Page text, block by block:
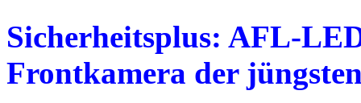
Sicherheitsplus: AFL-
Frontkamera der